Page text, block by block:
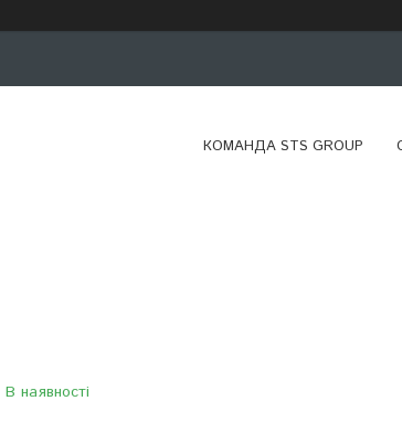
КОМАНДА STS GROUP
В наявності